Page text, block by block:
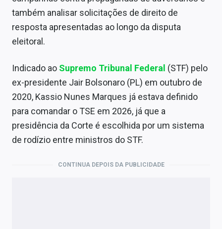
também analisar solicitações de direito de
resposta apresentadas ao longo da disputa
eleitoral.
Indicado ao Supremo Tribunal Federal (STF) pelo
ex-presidente Jair Bolsonaro (PL) em outubro de
2020, Kassio Nunes Marques já estava definido
para comandar o TSE em 2026, já que a
presidência da Corte é escolhida por um sistema
de rodízio entre ministros do STF.
CONTINUA DEPOIS DA PUBLICIDADE